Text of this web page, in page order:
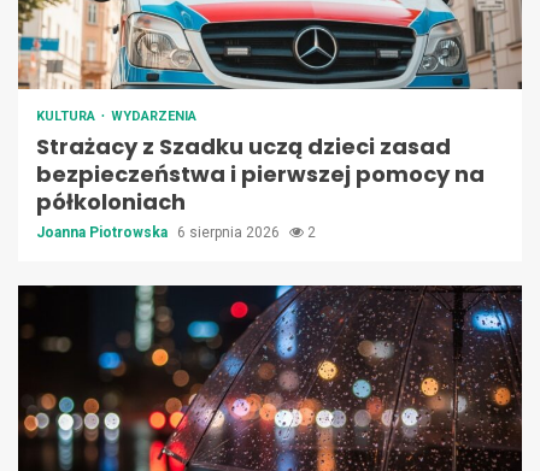
KULTURA WYDARZENIA
Strażacy z Szadku uczą dzieci zasad
bezpieczeństwa i pierwszej pomocy na
półkoloniach
Joanna Piotrowska 6 sierpnia 2026 2